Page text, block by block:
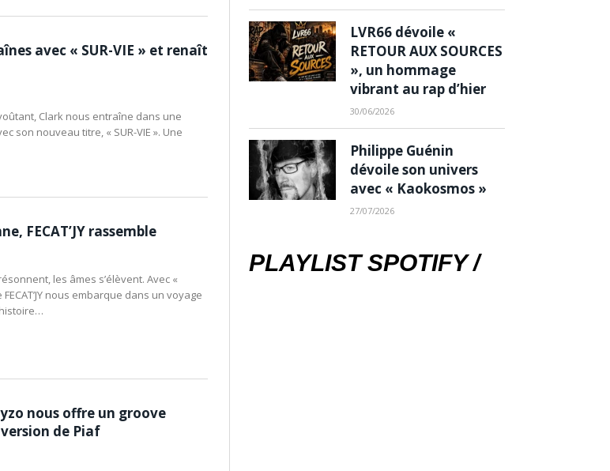
avec « SUR-VIE » et renaît
Clark nous entraîne dans une
son nouveau titre, « SUR-VIE ». Une
FECAT’JY rassemble
les âmes s’élèvent. Avec «
nous embarque dans un voyage
nous offre un groove
de Piaf
LVR66 dévoile «
RETOUR AUX SOURCES
», un hommage
vibrant au rap d’hier
30/06/2026
Philippe Guénin
dévoile son univers
avec « Kaokosmos »
27/07/2026
PLAYLIST SPOTIFY /